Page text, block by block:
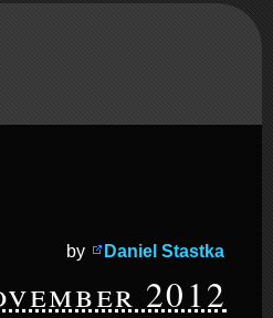
by Daniel Stastka
2012